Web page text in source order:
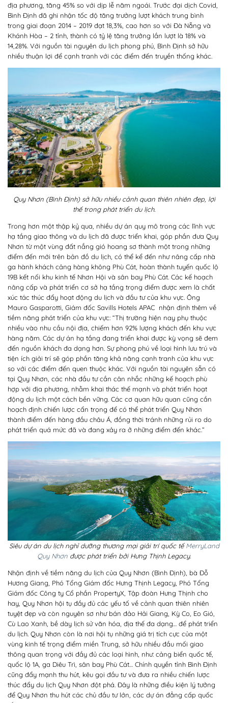
địa phương, tăng 45% so với dịp lễ năm ngoái. Trước đại dịch Covid,
Bình Định đã ghi nhận tốc độ tăng trưởng lượt khách trung bình
trong giai đoạn 2014 – 2019 đạt 18,3%, cao hơn so với Đà Nẵng và
Khánh Hòa – 2 tỉnh, thành có tỷ lệ tăng trưởng lần lượt là 18% và
14,28%. Với nguồn tài nguyên du lịch phong phú, Bình Định sở hữu
nhiều thuận lợi để cạnh tranh với các điểm đến truyền thống khác.
Quy Nhơn (Bình Định) sở hữu nhiều cảnh quan thiên nhiên đẹp, lợi
thế trong phát triển du lịch.
Trong hơn một thập kỷ qua, nhiều dự án quy mô trong các lĩnh vực
hạ tầng giao thông và du lịch đã được triển khai, góp phần đưa Quy
Nhơn từ một vùng đất nắng gió hoang sơ thành một trong những
điểm đến mới trên bản đồ du lịch, có thể kể đến như nâng cấp nhà
ga hành khách cảng hàng không Phù Cát, hoàn thành tuyến quốc lộ
19B kết nối khu kinh tế Nhơn Hội và sân bay Phù Cát. Các kế hoạch
nâng cấp và phát triển cơ sở hạ tầng trọng điểm được xem là chất
xúc tác thúc đẩy hoạt động du lịch và đầu tư của khu vực. Ông
Mauro Gasparotti, Giám đốc Savills Hotels APAC nhận định thêm về
tiềm năng phát triển của khu vực: “Thị trường hiện nay phụ thuộc
nhiều vào nhu cầu nội địa, chiếm hơn 92% lượng khách đến khu vực
hàng năm. Các dự án hạ tầng đang triển khai được kỳ vọng sẽ đem
đến nguồn khách đa dạng hơn. Sự phong phú về loại hình lưu trú và
tiện ích giải trí sẽ góp phần tăng khả năng cạnh tranh của khu vực
so với các điểm đến quen thuộc khác. Với nguồn tài nguyên sẵn có
tại Quy Nhơn, các nhà đầu tư cần cân nhắc những kế hoạch phù
hợp với địa phương, nhằm khai thác thế mạnh và phát triển hoạt
động du lịch một cách bền vững. Các cơ quan hữu quan cũng cần
hoạch định chiến lược cẩn trọng để có thể phát triển Quy Nhơn
thành điểm đến hàng đầu châu Á, đồng thời tránh những rủi ro do
phát triển quá mức đã và đang xảy ra ở những điểm đến khác.”
Siêu dự án du lịch nghỉ dưỡng thương mại giải trí quốc tếMerryLand
Quy Nhơn được phát triển bởi Hưng Thịnh Legacy.
Nhận định về tiềm năng du lịch của Quy Nhơn (Bình Định), bà Đỗ
Hương Giang, Phó Tổng Giám đốc Hưng Thịnh Legacy, Phó Tổng
Giám đốc Công ty Cổ phần PropertyX, Tập đoàn Hưng Thịnh cho
hay, Quy Nhơn hội tụ đầy đủ các yếu tố về cảnh quan thiên nhiên
tuyệt đẹp và còn nguyên sơ như bán đảo Hải Giang, Kỳ Co, Eo Gió,
Cù Lao Xanh, bề dày lịch sử văn hóa, địa thế đa dạng… để phát triển
du lịch. Quy Nhơn còn là nơi hội tụ những giá trị tích cực của một
vùng kinh tế trọng điểm miền Trung, sở hữu nhiều đầu mối giao
thông quan trọng với đầy đủ các loại hình, như: cảng biển quốc tế,
quốc lộ 1A, ga Diêu Trì, sân bay Phù Cát… Chính quyền tỉnh Bình Định
cũng đẩy mạnh thu hút, kêu gọi đầu tư và đưa ra nhiều chiến lược
thúc đẩy du lịch Quy Nhơn đột phá. Đây là những điều kiện lý tưởng
để Quy Nhơn thu hút các chủ đầu tư lớn, các dự án đẳng cấp quốc